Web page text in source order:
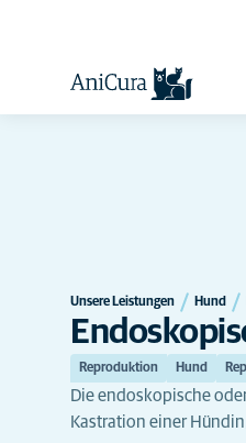
Unsere Leistungen Hund
Reproduktion Hund
Die endoskopische
Kastration einer